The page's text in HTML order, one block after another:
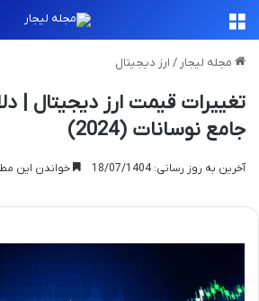
مجله لیجار / ارز دیجیتال
تغییرات قیمت ارز دیجیتال |
جامع نوسانات (2024)
آخرین به روز رسانی: 18/07/1404 خواندن این مطلب 16 دقیقه